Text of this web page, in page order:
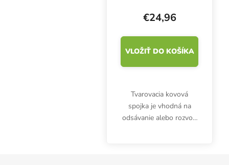
€24,96
VLOŽIŤ DO KOŠÍKA
Tvarovacia kovová
spojka je vhodná na
odsávanie alebo rozvod